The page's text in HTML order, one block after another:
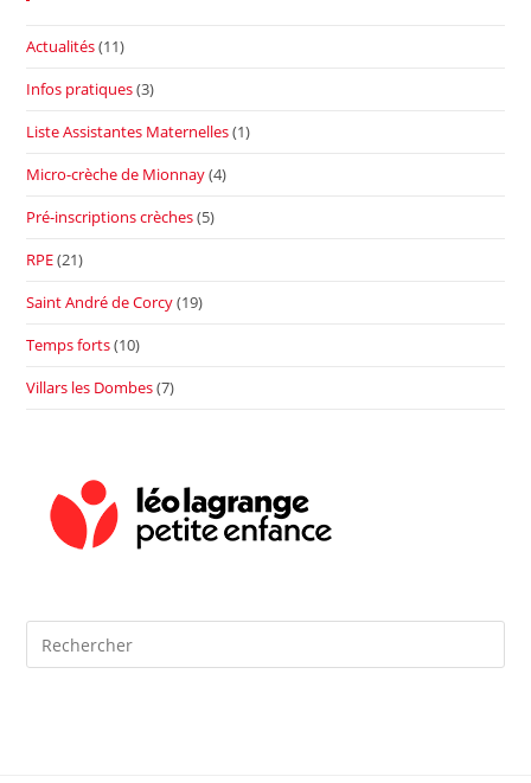
Actualités(11)
Infos pratiques(3)
Liste Assistantes Maternelles(1)
Micro-crèche de Mionnay(4)
Pré-inscriptions crèches(5)
RPE(21)
Saint André de Corcy(19)
Temps forts(10)
Villars les Dombes(7)